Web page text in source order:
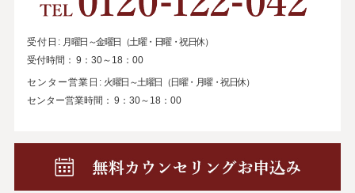
受付日: 月曜日～金曜日（土曜・日曜・祝日休）
受付時間： 9：30～18：00
センター営業日: 火曜日～土曜日（日曜・月曜・祝日休）
センター営業時間： 9：30～18：00